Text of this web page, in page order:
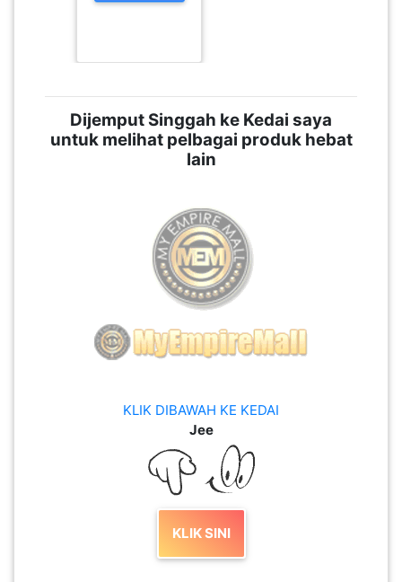
RM 0.00
Dijemput Singgah ke Kedai saya
untuk melihat pelbagai produk hebat
lain
KLIK DIBAWAH KE KEDAI
Jee
KLIK SINI